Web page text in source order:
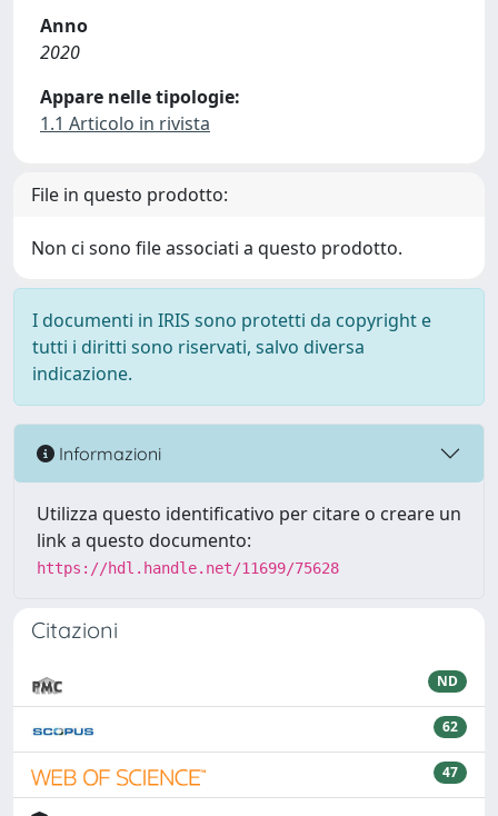
Anno
2020
Appare nelle tipologie:
1.1 Articolo in rivista
File in questo prodotto:
Non ci sono file associati a questo prodotto.
I documenti in IRIS sono protetti da copyright e
tutti i diritti sono riservati, salvo diversa
indicazione.
Informazioni
Utilizza questo identificativo per citare o creare un
link a questo documento:
https://hdl.handle.net/11699/75628
Citazioni
ND
62
47